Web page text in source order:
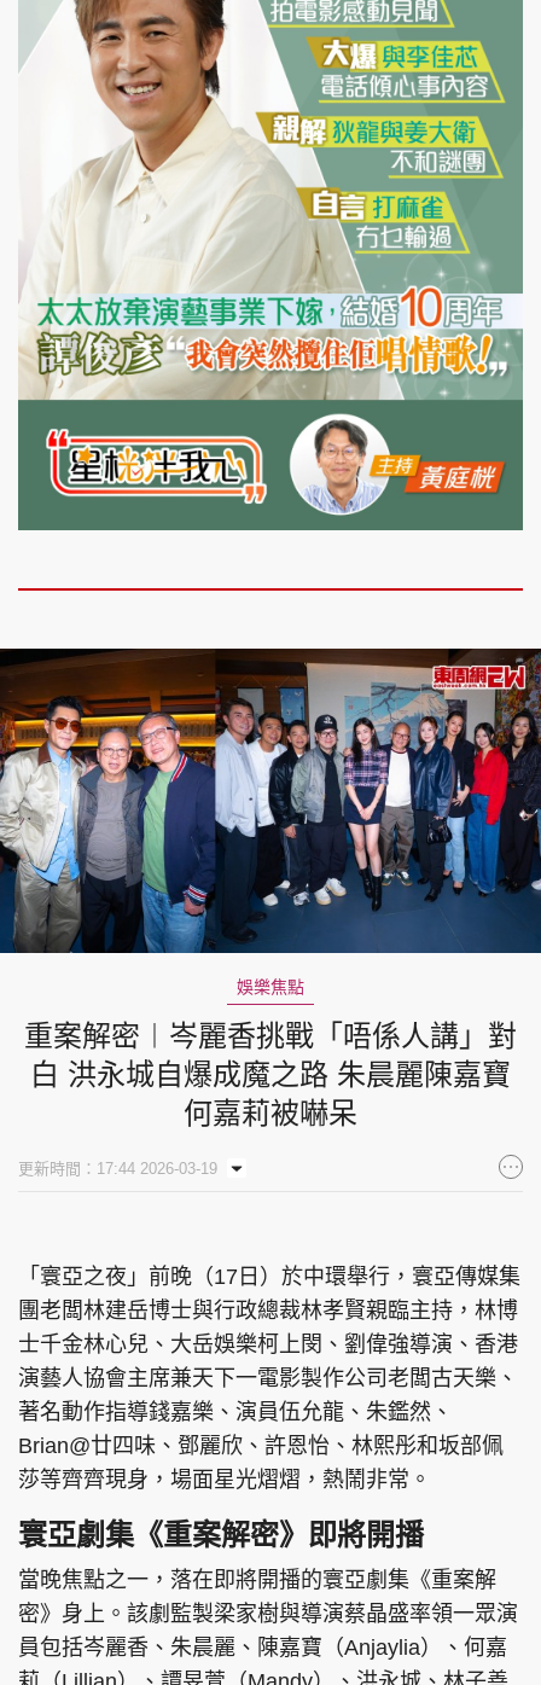
娛樂焦點
重案解密︱岑麗香挑戰「唔係人講」對
白 洪永城自爆成魔之路 朱晨麗陳嘉寶
何嘉莉被嚇呆
更新時間：17:44 2026-03-19
「寰亞之夜」前晚（17日）於中環舉行，寰亞傳媒集
團老闆林建岳博士與行政總裁林孝賢親臨主持，林博
士千金林心兒、大岳娛樂柯上閔、劉偉強導演、香港
演藝人協會主席兼天下一電影製作公司老闆古天樂、
著名動作指導錢嘉樂、演員伍允龍、朱鑑然、
Brian@廿四味、鄧麗欣、許恩怡、林熙彤和坂部佩
莎等齊齊現身，場面星光熠熠，熱鬧非常。
寰亞劇集《重案解密》即將開播
當晚焦點之一，落在即將開播的寰亞劇集《重案解
密》身上。該劇監製梁家樹與導演蔡晶盛率領一眾演
員包括岑麗香、朱晨麗、陳嘉寶（Anjaylia）、何嘉